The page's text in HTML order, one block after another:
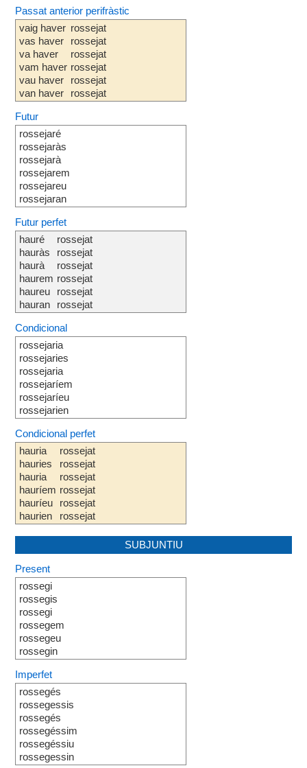
Passat anterior perifràstic
vaig haver
vas haver
va haver
vam haver
vau haver
van haver
rossejat
rossejat
rossejat
rossejat
rossejat
rossejat
Futur
rossejaré
rossejaràs
rossejarà
rossejarem
rossejareu
rossejaran
Futur perfet
hauré
hauràs
haurà
haurem
haureu
hauran
rossejat
rossejat
rossejat
rossejat
rossejat
rossejat
Condicional
rossejaria
rossejaries
rossejaria
rossejaríem
rossejaríeu
rossejarien
Condicional perfet
hauria
hauries
hauria
hauríem
hauríeu
haurien
rossejat
rossejat
rossejat
rossejat
rossejat
rossejat
SUBJUNTIU
Present
rossegi
rossegis
rossegi
rossegem
rossegeu
rossegin
Imperfet
rossegés
rossegessis
rossegés
rossegéssim
rossegéssiu
rossegessin